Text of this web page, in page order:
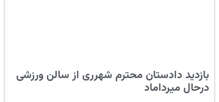
بازدید دادستان محترم شهرری از سالن ورزشی
درحال میرداماد